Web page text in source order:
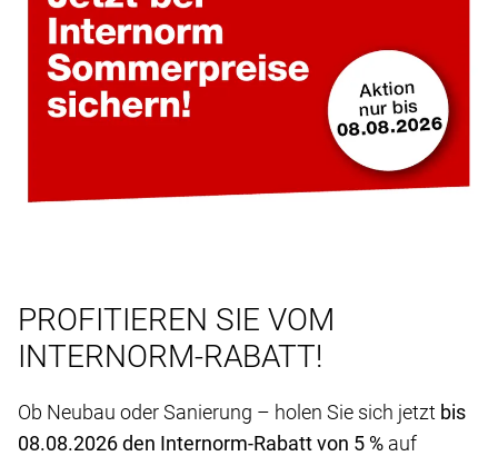
PROFITIEREN SIE VOM
INTERNORM-RABATT!
Ob Neubau oder Sanierung – holen Sie sich jetzt bis
08.08.2026 den Internorm-Rabatt von 5 % auf